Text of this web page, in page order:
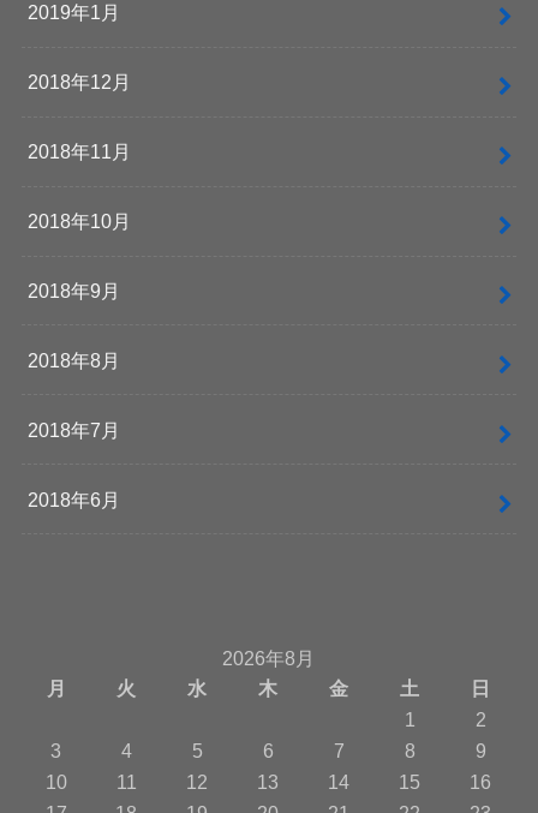
2019年1月
2018年12月
2018年11月
2018年10月
2018年9月
2018年8月
2018年7月
2018年6月
2026年8月
月
火 水 木 金 土
日
1
2
3
4 5 6 7 8
9
10
11 12 13 14 15
16